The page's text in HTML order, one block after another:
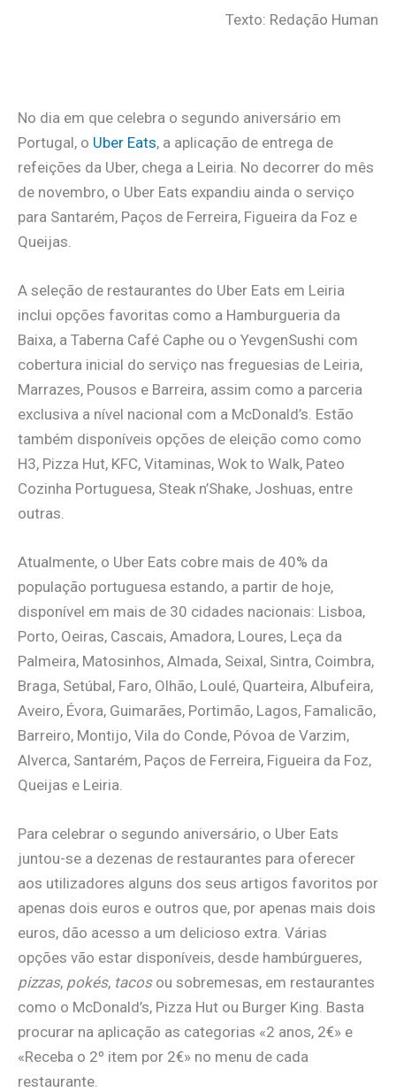
Texto: Redação Human
No dia em que celebra o segundo aniversário em
Portugal, o Uber Eats, a aplicação de entrega de
refeições da Uber, chega a Leiria. No decorrer do mês
de novembro, o Uber Eats expandiu ainda o serviço
para Santarém, Paços de Ferreira, Figueira da Foz e
Queijas.
A seleção de restaurantes do Uber Eats em Leiria
inclui opções favoritas como a Hamburgueria da
Baixa, a Taberna Café Caphe ou o YevgenSushi com
cobertura inicial do serviço nas freguesias de Leiria,
Marrazes, Pousos e Barreira, assim como a parceria
exclusiva a nível nacional com a McDonald’s. Estão
também disponíveis opções de eleição como como
H3, Pizza Hut, KFC, Vitaminas, Wok to Walk, Pateo
Cozinha Portuguesa, Steak n’Shake, Joshuas, entre
outras.
Atualmente, o Uber Eats cobre mais de 40% da
população portuguesa estando, a partir de hoje,
disponível em mais de 30 cidades nacionais: Lisboa,
Porto, Oeiras, Cascais, Amadora, Loures, Leça da
Palmeira, Matosinhos, Almada, Seixal, Sintra, Coimbra,
Braga, Setúbal, Faro, Olhão, Loulé, Quarteira, Albufeira,
Aveiro, Évora, Guimarães, Portimão, Lagos, Famalicão,
Barreiro, Montijo, Vila do Conde, Póvoa de Varzim,
Alverca, Santarém, Paços de Ferreira, Figueira da Foz,
Queijas e Leiria.
Para celebrar o segundo aniversário, o Uber Eats
juntou-se a dezenas de restaurantes para oferecer
aos utilizadores alguns dos seus artigos favoritos por
apenas dois euros e outros que, por apenas mais dois
euros, dão acesso a um delicioso extra. Várias
opções vão estar disponíveis, desde hambúrgueres,
pizzas, pokés, tacosou sobremesas, em restaurantes
como o McDonald’s, Pizza Hut ou Burger King. Basta
procurar na aplicação as categorias «2 anos, 2€» e
«Receba o 2º item por 2€» no menu de cada
restaurante.